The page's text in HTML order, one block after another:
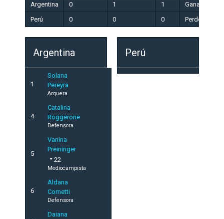
Argentina 0 1 1
Ganador
Perú
0 0 0 Perdedor
Argentina
1
Solana
Pereyra
Arquera
4
Catalina
Roggerone
Defensora
5
Vanina
Preininger
22
Mediocampista
6
Aldana
Cometti
Defensora
Daiana
Perú